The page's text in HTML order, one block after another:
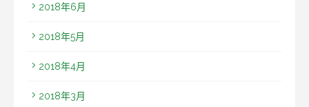
2018年6月
2018年5月
2018年4月
2018年3月